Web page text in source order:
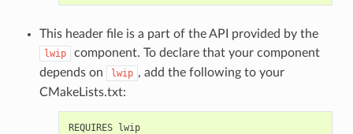
This header file is a part of the API provided by the
lwip
component. To declare that your component
depends on
lwip , add the following to your
CMakeLists.txt:
REQUIRES lwip